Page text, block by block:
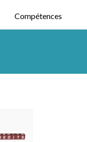
Compétences